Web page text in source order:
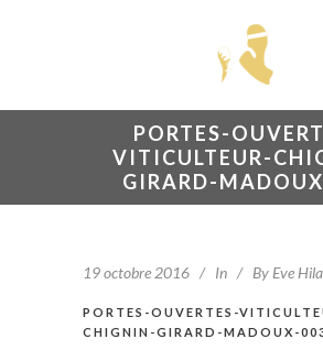
PORTES-
VITICULTEUR-
GIRARD-
19 octobre 2016 In By Eve
PORTES-OUVERTES-
CHIGNIN-GIRARD-MADOUX-